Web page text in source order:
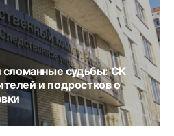
сломанные судьбы: СК
и подростков о